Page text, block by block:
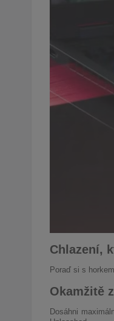
Chlazení,
Poraď si s
Okamžitě
Dosáhni